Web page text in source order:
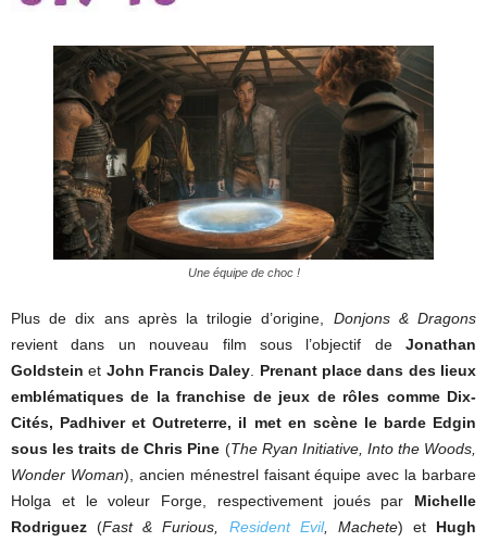
Une équipe de choc !
Plus de dix ans après la trilogie d’origine, Donjons & Dragons
revient dans un nouveau film sous l’objectif de Jonathan
Goldstein et John Francis Daley. Prenant place dans des lieux
emblématiques de la franchise de jeux de rôles comme Dix-
Cités, Padhiver et Outreterre, il met en scène le barde Edgin
sous les traits de Chris Pine (The Ryan Initiative, Into the Woods,
Wonder Woman), ancien ménestrel faisant équipe avec la barbare
Holga et le voleur Forge, respectivement joués par Michelle
Rodriguez (Fast & Furious, Resident Evil, Machete) et Hugh